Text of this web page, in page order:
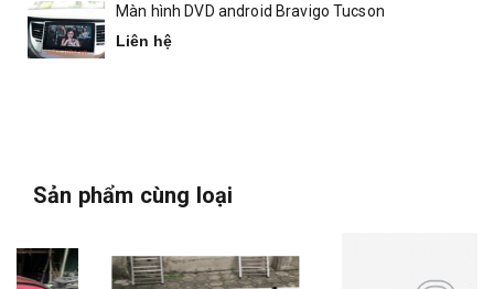
Màn hình DVD android Bravigo Tucson
Liên hệ
Sản phẩm cùng loại